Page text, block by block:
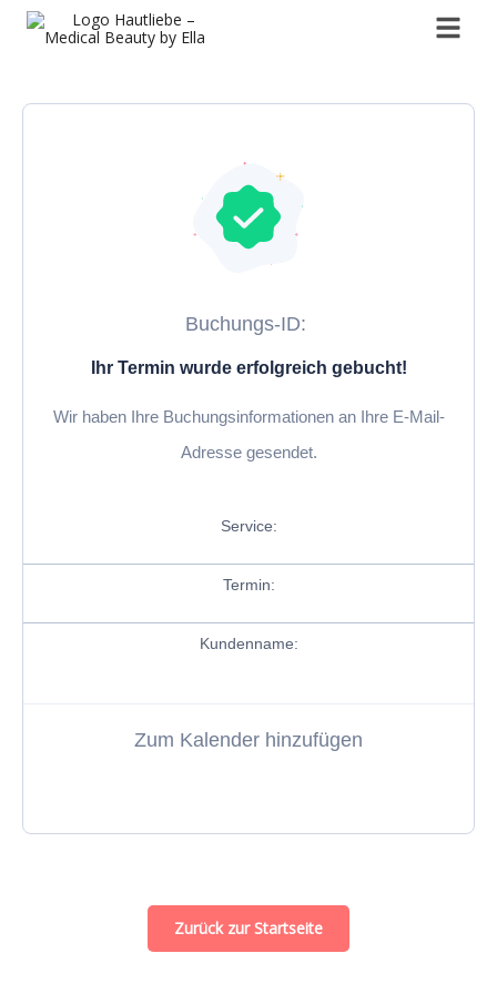
Zum
Inhalt
springen
Menü
Buchungs-ID:
Ihr Termin wurde erfolgreich gebucht!
Wir haben Ihre Buchungsinformationen an Ihre E-Mail-
Adresse gesendet.
Service:
Termin:
Kundenname:
Zum Kalender hinzufügen
Zurück zur Startseite